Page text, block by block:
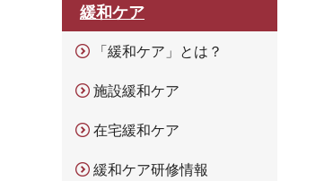
緩和ケア
「緩和ケア」とは？
施設緩和ケア
在宅緩和ケア
緩和ケア研修情報